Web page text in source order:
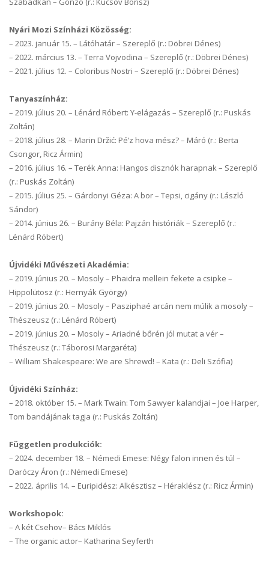
Nyári Mozi Színházi Közösség:
– 2023. január 15. – Látóhatár – Szereplő (r.: Döbrei Dénes)
– 2022. március 13. – Terra Vojvodina – Szereplő (r.: Döbrei Dénes)
– 2021. július 12. – Coloribus Nostri – Szereplő (r.: Döbrei Dénes)
Tanyaszínház:
– 2019. július 20. – Lénárd Róbert: Y-elágazás – Szereplő (r.: Puskás
Zoltán)
– 2018. július 28. – Marin Držić: Pé’z hova mész? – Máró (r.: Berta
Csongor, Ricz Ármin)
– 2016. július 16. – Terék Anna: Hangos disznók harapnak – Szereplő
(r.: Puskás Zoltán)
– 2015. július 25. – Gárdonyi Géza: A bor – Tepsi, cigány (r.: László
Sándor)
– 2014. június 26. – Burány Béla: Pajzán históriák – Szereplő (r.:
Lénárd Róbert)
Újvidéki Művészeti Akadémia:
– 2019. június 20. – Mosoly – Phaidra mellein fekete a csipke –
Hippolütosz (r.: Hernyák György)
– 2019. június 20. – Mosoly – Pasziphaé arcán nem múlik a mosoly –
Thészeusz (r.: Lénárd Róbert)
– 2019. június 20. – Mosoly – Ariadné bőrén jól mutat a vér –
Thészeusz (r.: Táborosi Margaréta)
– William Shakespeare: We are Shrewd! – Kata (r.: Deli Szófia)
Újvidéki Színház:
– 2018. október 15. – Mark Twain: Tom Sawyer kalandjai – Joe Harper,
Tom bandájának tagja (r.: Puskás Zoltán)
Független produkciók:
– 2024. december 18. – Némedi Emese: Négy falon innen és túl –
Daróczy Áron (r.: Némedi Emese)
– 2022. április 14. – Euripidész: Alkésztisz – Héraklész (r.: Ricz Ármin)
Workshopok:
– A két Csehov– Bács Miklós
– The organic actor– Katharina Seyferth